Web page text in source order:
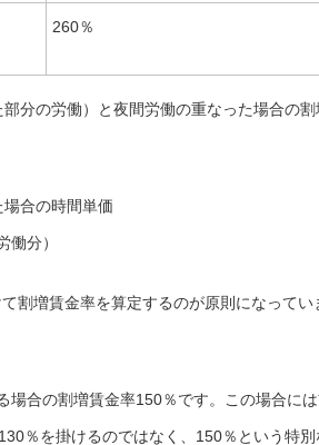
260％
分の労働）と夜間労働の重なった場合の割
場合の時間単価
働分）
割増賃金率を算定するのが原則になってい
場合の割増賃金率150％です。この場合に
％を掛けるのではなく、150％という特別